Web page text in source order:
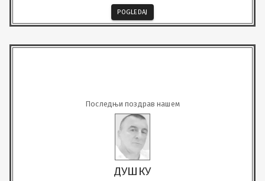
POGLEDAJ
Последњи поздрав нашем
ДУШКУ